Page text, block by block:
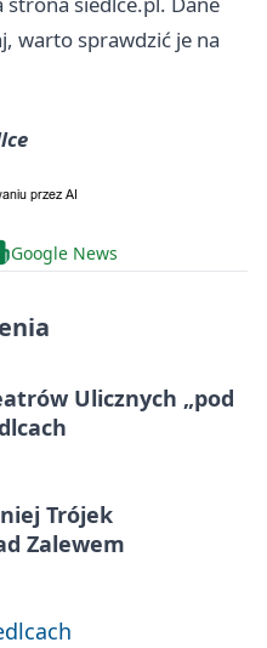
warto sprawdzić je na
Google News
Ulicznych „pod
Trójek
Zalewem